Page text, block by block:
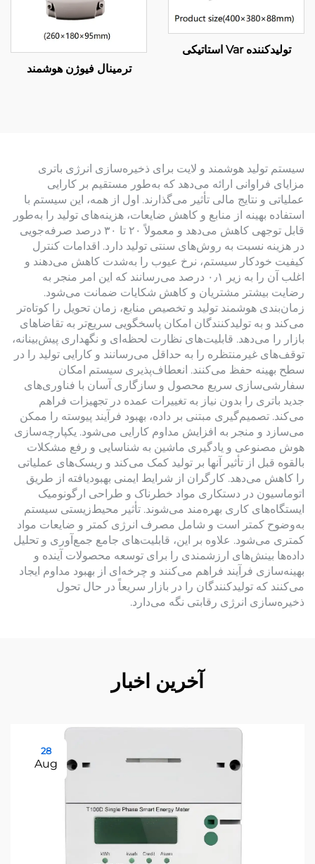
تولیدکننده Var استاتیکی
ترمینال فیوژن هوشمند
سیستم تولید هوشمند و لایت برای ذخیره‌سازی انرژی باتری
مزایای فراوانی ارائه می‌دهد که به‌طور مستقیم بر کارایی
عملیاتی و نتایج مالی تأثیر می‌گذارند. اول از همه، این سیستم با
استفاده بهینه از منابع و کاهش ضایعات، هزینه‌های تولید را به‌طور
قابل توجهی کاهش می‌دهد و معمولاً ۲۰ تا ۳۰ درصد صرفه‌جویی
در هزینه نسبت به روش‌های سنتی تولید دارد. اقدامات کنترل
کیفیت خودکار سیستم، نرخ عیوب را به‌شدت کاهش می‌دهند و
اغلب آن را به زیر ۰٫۱ درصد می‌رسانند که این امر منجر به
رضایت بیشتر مشتریان و کاهش شکایات ضمانت می‌شود.
زمان‌بندی هوشمند تولید و تخصیص منابع، زمان تحویل را کوتاه‌تر
می‌کند و به تولیدکنندگان امکان پاسخگویی سریع‌تر به تقاضاهای
بازار را می‌دهد. قابلیت‌های نظارت لحظه‌ای و نگهداری پیش‌بینانه،
توقف‌های غیرمنتظره را به حداقل می‌رسانند و کارایی تولید را در
سطح بهینه حفظ می‌کنند. انعطاف‌پذیری سیستم امکان
سفارشی‌سازی سریع محصول و سازگاری آسان با فناوری‌های
جدید باتری را بدون نیاز به تغییرات عمده در تجهیزات فراهم
می‌کند. تصمیم‌گیری مبتنی بر داده، بهبود فرآیند پیوسته را ممکن
می‌سازد و منجر به افزایش مداوم کارایی می‌شود. یکپارچه‌سازی
هوش مصنوعی و یادگیری ماشین به شناسایی و رفع مشکلات
بالقوه قبل از تأثیر آنها بر تولید کمک می‌کند و ریسک‌های عملیاتی
را کاهش می‌دهد. کارگران از شرایط ایمنی بهبودیافته از طریق
اتوماسیون در دستکاری مواد خطرناک و طراحی ارگونومیک
ایستگاه‌های کاری بهره‌مند می‌شوند. تأثیر محیط‌زیستی سیستم
به‌وضوح کمتر است و شامل مصرف انرژی کمتر و ضایعات مواد
کمتری می‌شود. علاوه بر این، قابلیت‌های جامع جمع‌آوری و تحلیل
داده‌ها بینش‌های ارزشمندی را برای توسعه محصولات آینده و
بهینه‌سازی فرآیند فراهم می‌کنند و چرخه‌ای از بهبود مداوم ایجاد
می‌کنند که تولیدکنندگان را در بازار سریعاً در حال تحول
ذخیره‌سازی انرژی رقابتی نگه می‌دارد.
آخرین اخبار
28
Aug